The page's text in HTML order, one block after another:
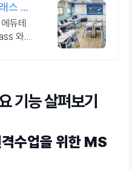
스 에
듀테
와
기능 살펴보기
수업을 위한 MS